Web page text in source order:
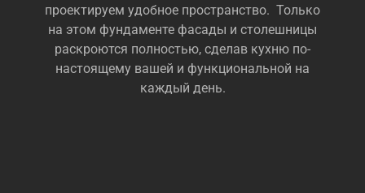
проектируем удобное пространство. Только
на этом фундаменте фасады и столешницы
раскроются полностью, сделав кухню по-
настоящему вашей и функциональной на
каждый день.